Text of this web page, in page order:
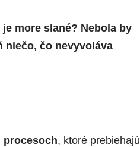
more slané? Nebola by
niečo, čo nevyvoláva
, ktoré prebiehajú